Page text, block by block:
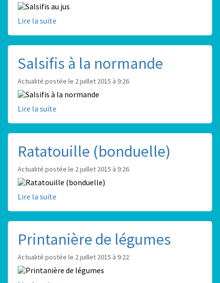
Lire la suite
Salsifis à la normande
Actualité postée le 2 juillet 2015 à 9:26
Lire la suite
Ratatouille (bonduelle)
Actualité postée le 2 juillet 2015 à 9:26
Lire la suite
Printanière de légumes
Actualité postée le 2 juillet 2015 à 9:22